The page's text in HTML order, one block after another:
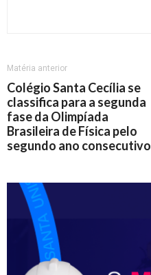
Matéria anterior
Colégio Santa Cecília se
classifica para a segunda
fase da Olimpíada
Brasileira de Física pelo
segundo ano consecutivo